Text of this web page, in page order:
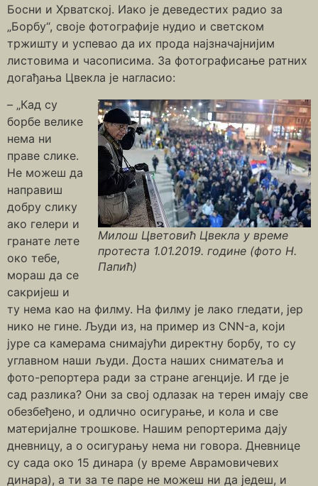
Босни и Хрватској. Иако је деведестих радио за
„Борбу“, своје фотографије нудио и светском
тржишту и успевао да их прода најзначајнијим
листовима и часописима. За фотографисање ратних
догађања Цвекла је нагласио:
Милош Цветовић Цвекла у време
протеста 1.01.2019. године (фото Н.
Папић)
– „Кад су
борбе велике
нема ни
праве слике.
Не можеш да
направиш
добру слику
ако гелери и
гранате лете
око тебе,
мораш да се
сакријеш и
ту нема као на филму. На филму је лако гледати, јер
нико не гине. Људи из, на пример из CNN-а, који
јуре са камерама снимајући директну борбу, то су
углавном наши људи. Доста наших сниматеља и
фото-репортера ради за стране агенције. И где је
сад разлика? Они за свој одлазак на терен имају све
обезбеђено, и одлично осигурање, и кола и све
материјалне трошкове. Нашим репортерима дају
дневницу, а о осигурању нема ни говора. Дневнице
су сада око 15 динара (у време Аврамовичевих
динара), а ти за те паре не можеш ни да једеш, и